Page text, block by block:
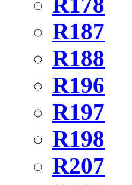
R187
R188
R196
R197
R198
R207